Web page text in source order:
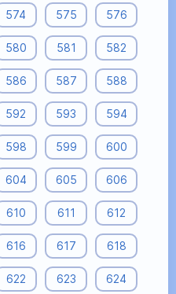
574 575 576
580 581 582
586 587 588
592 593 594
598 599 600
604 605 606
610 611 612
616 617 618
622 623 624